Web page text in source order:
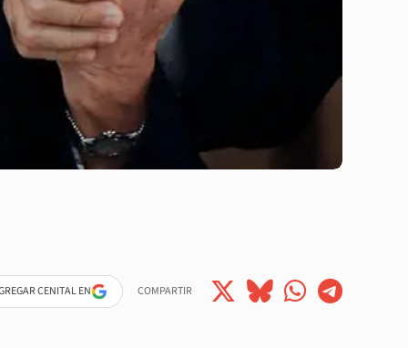
CENITAL EN COMPARTIR